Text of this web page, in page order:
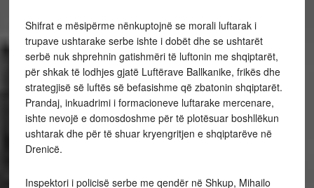
Shifrat e mësipërme nënkuptojnë se morali luftarak i
trupave ushtarake serbe ishte i dobët dhe se ushtarët
serbë nuk shprehnin gatishmëri të luftonin me shqiptarët,
për shkak të lodhjes gjatë Luftërave Ballkanike, frikës dhe
strategjisë së luftës së befasishme që zbatonin shqiptarët.
Prandaj, inkuadrimi i formacioneve luftarake mercenare,
ishte nevojë e domosdoshme për të plotësuar boshllëkun
ushtarak dhe për të shuar kryengritjen e shqiptarëve në
Drenicë.
Inspektori i policisë serbe me qendër në Shkup, Mihailo